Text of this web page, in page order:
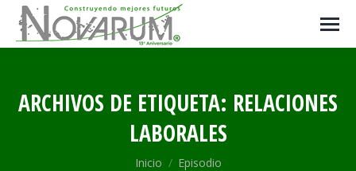
ARCHIVOS DE ETIQUETA: RELACIONES
LABORALES
Estás aquí:
Inicio Episodio